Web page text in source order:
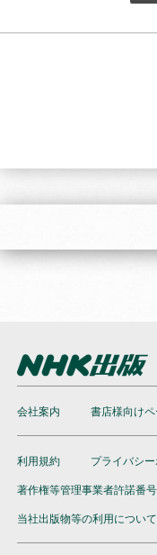
会社案内 書店様向けペ
利用規約 プライバシ
著作権等管理事業者許諾番号
当社出版物等の利用について